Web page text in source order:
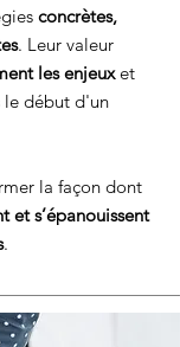
concrètes,
. Leur valeur
les enjeuxet
le début d'un
la façon dont
et s’épanouissent
.